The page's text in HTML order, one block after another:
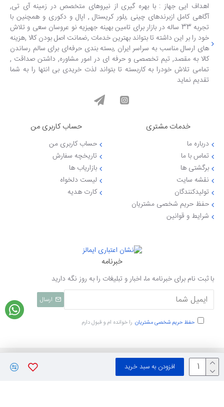
افزودن به سبد خرید
اهداف ایی جهاز : با بهره گیری از نیروهای متخصص در زمینه آی تی,
آگاهی کامل ازبرندهای چینی ,بلور کریستال , اپال و دکوری و همچنین با
تجربه 33 ساله در بازار برای تامین بهینه جهیزیه نو عروسان سعی و تلاش
خود را بر این داشته تا بتواند بهترین خدمات ,ضمانت اصل بودن کالا ,هزینه
های ارسال مناسب به سراسر ایران ,بسته بندی حرفه‌ای برای سالم رساندن
کالا به مقصد, تیم تخصصی و حرفه ای در امور مشاوره, داشتن صداقت ,
تمامی تلاش خودرا به کاربسته تا بتواند لذت خریدی بی انتها را به شما
تقدیم نماید
خدمات مشتری
درباره ما
تماس با ما
برگشتی ها
نقشه سایت
تولیدکنندگان
حفظ حریم شخصی مشتریان
شرایط و قوانین
حساب کاربری من
حساب کاربری من
تاریخچه سفارش
بازاریاب ها
لیست دلخواه
کارت هدیه
خبرنامه
با ثبت نام برای خبرنامه ما، اخبار و تبلیغات را به روز نگه دارید
ارسال
حفظ حریم شخصی مشتریان را خوانده ام و قبول دارم
تمامی حقوق نزد ایی جهاز محفوظ میباشد